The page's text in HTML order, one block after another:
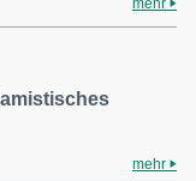
mehr
mehr